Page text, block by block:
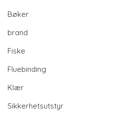
Bøker
brand
Fiske
Fluebinding
Klær
Sikkerhetsutstyr